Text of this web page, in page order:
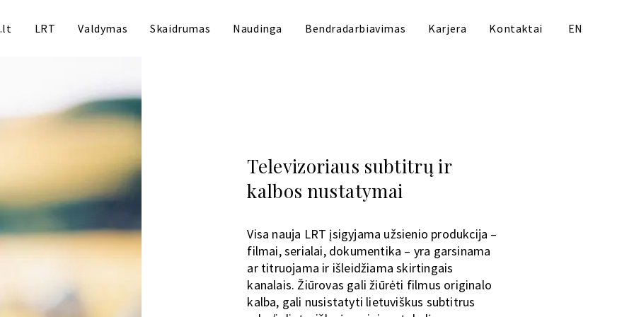
LRT Valdymas Skaidrumas Naudinga Bendradarbiavimas Karjera Kontaktai EN
Televizoriaus subtitrų ir
kalbos nustatymai
Visa nauja LRT įsigyjama užsienio produkcija –
filmai, serialai, dokumentika – yra garsinama
ar titruojama ir išleidžiama skirtingais
kanalais. Žiūrovas gali žiūrėti filmus originalo
kalba, gali nusistatyti lietuviškus subtitrus